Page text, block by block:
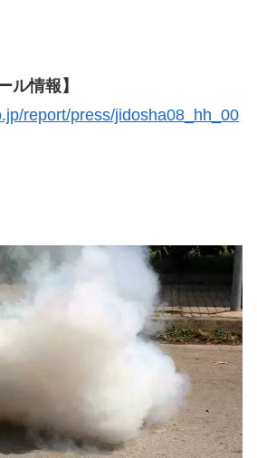
ル情報】
report/press/jidosha08_hh_00